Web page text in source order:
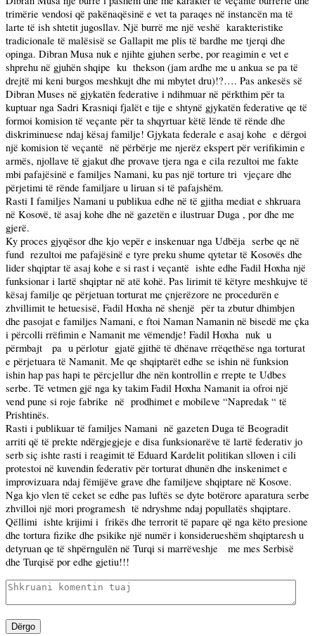
trimërie vendosi që pakënaqësinë e vet ta paraqes në instancën ma të
larte të ish shtetit jugosllav. Një burrë me një veshë karakteristike
tradicionale të malësisë se Gallapit me plis të bardhe me tjerqi dhe
opinga. Dibran Musa nuk e njihte gjuhen serbe, por reagimin e vet e
shprehu në gjuhën shqipe ku thekson (jam ardhe me u ankua se pa të
drejtë mi keni burgos meshkujt dhe mi mbytet dru)!?…. Pas ankesës së
Dibran Muses në gjykatën federative i ndihmuar në përkthim për ta
kuptuar nga Sadri Krasniqi fjalët e tije e shtynë gjykatën federative qe të
formoi komision të veçante për ta shqyrtuar këtë lënde të rënde dhe
diskriminuese ndaj kësaj familje! Gjykata federale e asaj kohe e dërgoi
një komision të veçantë në përbërje me njerëz ekspert për verifikimin e
armës, njollave të gjakut dhe provave tjera nga e cila rezultoi me fakte
mbi pafajësinë e familjes Namani, ku pas një torture tri vjeçare dhe
përjetimi të rënde familjare u liruan si të pafajshëm.
Rasti I familjes Namani u publikua edhe në të gjitha mediat e shkruara
në Kosovë, të asaj kohe dhe në gazetën e ilustruar Duga , por dhe me
gjerë.
Ky proces gjyqësor dhe kjo vepër e inskenuar nga Udbëja serbe qe në
fund rezultoi me pafajësinë e tyre preku shume qytetar të Kosovës dhe
lider shqiptar të asaj kohe e si rast i veçantë ishte edhe Fadil Hoxha një
funksionar i lartë shqiptar në atë kohë. Pas lirimit të këtyre meshkujve të
kësaj familje qe përjetuan torturat me çnjerëzore ne procedurën e
zhvillimit te hetuesisë, Fadil Hoxha në shenjë për ta zbutur dhimbjen
dhe pasojat e familjes Namani, e ftoi Naman Namanin në bisedë me çka
i përcolli rrëfimin e Namanit me vëmendje! Fadil Hoxha nuk u
përmbajt
pa u përlotur gjatë gjithë të dhënave rrëqethëse nga torturat
e përjetuara të Namanit. Me qe shqiptarët edhe se ishin në funksion
ishin hap pas hapi te përcjellur dhe nën kontrollin e rrepte te Udbes
serbe. Të vetmen gjë nga ky takim Fadil Hoxha Namanit ia ofroi një
vend pune si roje fabrike në prodhimet e mobileve “Napredak “ të
Prishtinës.
Rasti i publikuar të familjes Namani në gazeten Duga të Beogradit
arriti që të prekte ndërgjegjeje e disa funksionarëve të lartë federativ jo
serb siç ishte rasti i reagimit të Eduard Kardelit politikan slloven i cili
protestoi në kuvendin federativ për torturat dhunën dhe inskenimet e
improvizuara ndaj fëmijëve grave dhe familjeve shqiptare në Kosove.
Nga kjo vlen të ceket se edhe pas luftës se dyte botërore aparatura serbe
zhvilloi një mori programesh të ndryshme ndaj popullatës shqiptare.
Qëllimi ishte krijimi i frikës dhe terrorit të papare që nga këto presione
dhe tortura fizike dhe psikike një numër i konsiderueshëm shqiptaresh u
detyruan qe të shpërngulën në Turqi si marrëveshje
me mes Serbisë
dhe Turqisë por edhe gjetiu!!!
Dërgo